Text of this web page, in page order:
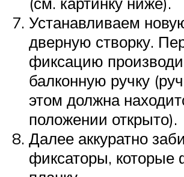
Устанавливаем
дверную створку.
фиксацию
балконную ручку
этом должна
положении открыто).
Далее аккуратно
фиксаторы, которые